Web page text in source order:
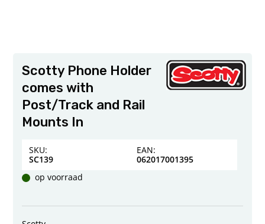
Scotty Phone Holder
comes with
Post/Track and Rail
Mounts In
SKU:
SC139
EAN:
062017001395
op voorraad